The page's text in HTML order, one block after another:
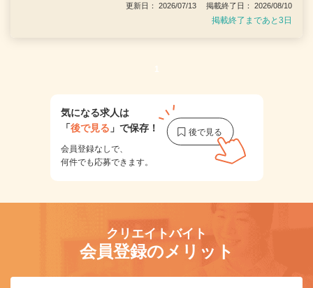
更新日： 2026/07/13 掲載終了日： 2026/08/10
掲載終了まであと3日
1
気になる求人は
「後で見る 」で保存！
会員登録なしで、
何件でも応募できます。
クリエイトバイト
会員登録のメリット